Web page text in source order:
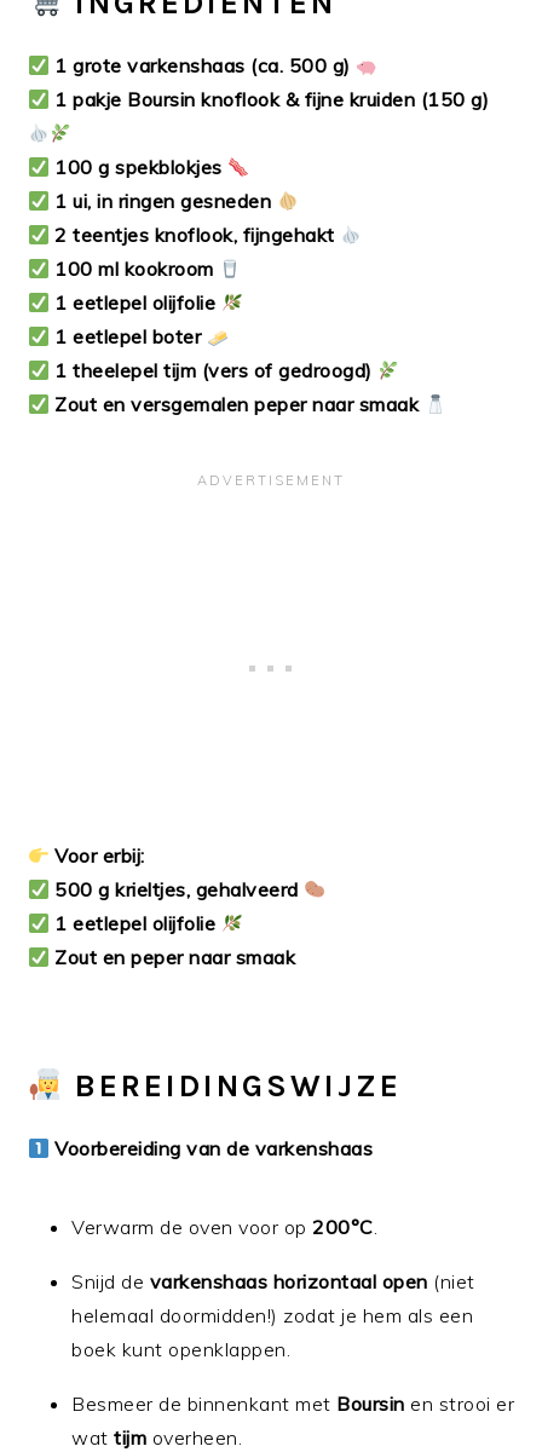
1 grote varkenshaas (ca. 500 g)
1 pakje Boursin knoflook & fijne kruiden (150 g)
100 g spekblokjes
1 ui, in ringen gesneden
2 teentjes knoflook, fijngehakt
100 ml kookroom
1 eetlepel olijfolie
1 eetlepel boter
1 theelepel tijm (vers of gedroogd)
Zout en versgemalen peper naar smaak
Voor erbij:
500 g krieltjes, gehalveerd
1 eetlepel olijfolie
Zout en peper naar smaak
BEREIDINGSWIJZE
Voorbereiding van de varkenshaas
Verwarm de oven voor op200°C.
Snijd de varkenshaas horizontaal open (niet
helemaal doormidden!) zodat je hem als een
boek kunt openklappen.
Besmeer de binnenkant met Boursin en strooi er
wattijm overheen.